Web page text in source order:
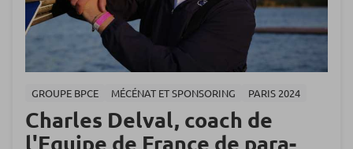
GROUPE BPCE MÉCÉNAT ET SPONSORING PARIS 2024
Charles Delval, coach de
l'Equipe de France de para-